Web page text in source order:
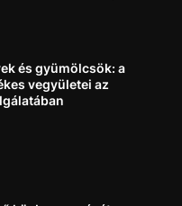
és gyümölcsök: a
vegyületei az